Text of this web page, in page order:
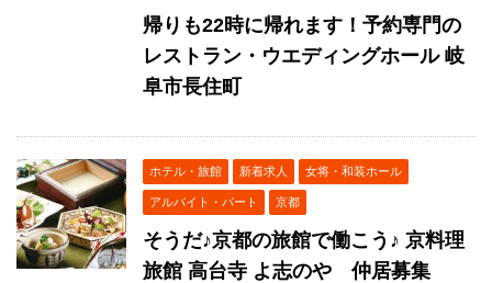
帰りも22時に帰れます！予約専門の
レストラン・ウエディングホール 岐
阜市長住町
ホテル・旅館 新着求人 女将・和装ホール
アルバイト・パート 京都
そうだ♪京都の旅館で働こう♪ 京料理
旅館 高台寺 よ志のや 仲居募集